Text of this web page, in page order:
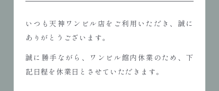
いつも天神ワンビル店をご利用いただき、誠に
ありがとうございます。
誠に勝手ながら、ワンビル館内休業のため、下
記日程を休業日とさせていただきます。